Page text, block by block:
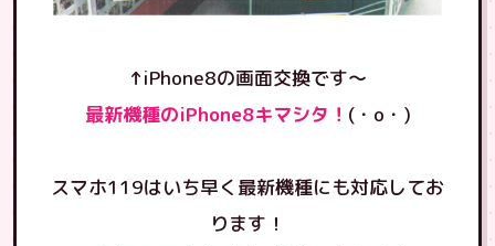
↑iPhone8の画面交換です〜
最新機種のiPhone8キマシタ！ (・o・)
スマホ119はいち早く最新機種にも対応してお
ります！